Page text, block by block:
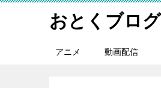
おとくブログ
アニメ 動画配信